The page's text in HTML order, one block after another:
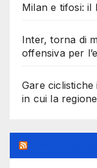
Milan e tifosi: il
Inter, torna di
offensiva per
Gare ciclistiche
in cui la